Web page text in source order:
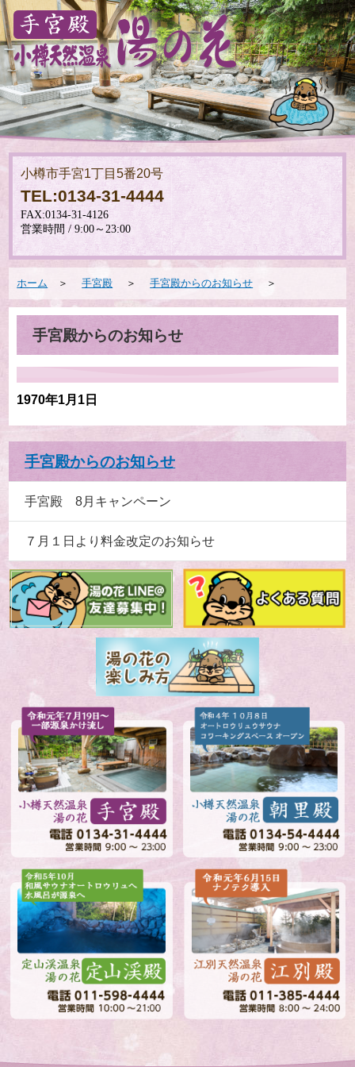
小樽市手宮1丁目5番20号
TEL:0134-31-4444
ホーム ＞手宮殿 ＞手宮殿からのお知らせ ＞
手宮殿からのお知らせ
1970年1月1日
手宮殿からのお知らせ
手宮殿 8月キャンペーン
７月１日より料金改定のお知らせ